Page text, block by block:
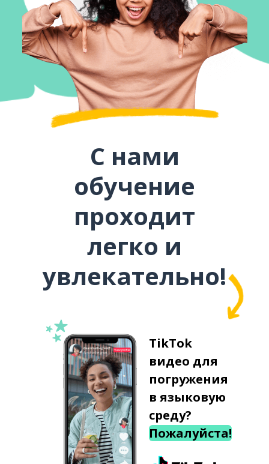
С нами
обучение
проходит
легко и
увлекательно!
TikTok
видео для
погружения
в языковую
среду?
Пожалуйста!